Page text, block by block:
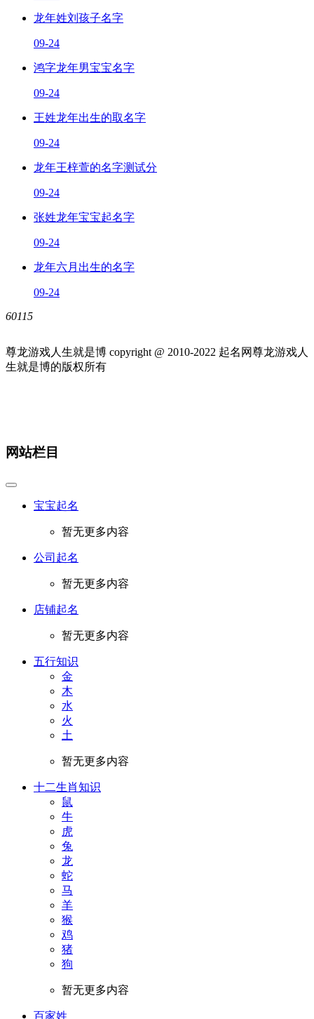
龙年姓刘孩子名字
09-24
鸿字龙年男宝宝名字
09-24
王姓龙年出生的取名字
09-24
龙年王梓萱的名字测试分
09-24
张姓龙年宝宝起名字
09-24
龙年六月出生的名字
09-24
60115
尊龙游戏人生就是博 copyright @ 2010-2022 起名网尊龙游戏人
生就是博的版权所有
网站栏目
宝宝起名
暂无更多内容
公司起名
暂无更多内容
店铺起名
暂无更多内容
五行知识
金
木
水
火
土
暂无更多内容
十二生肖知识
鼠
牛
虎
兔
龙
蛇
马
羊
猴
鸡
猪
狗
暂无更多内容
百家姓